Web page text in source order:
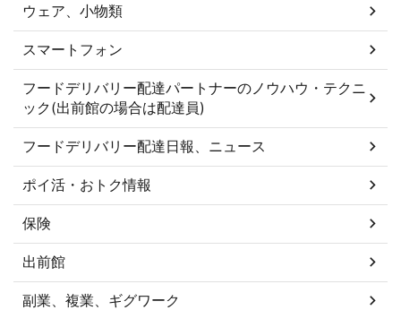
ウェア、小物類
スマートフォン
フードデリバリー配達パートナーのノウハウ・テクニ
ック(出前館の場合は配達員)
フードデリバリー配達日報、ニュース
ポイ活・おトク情報
保険
出前館
副業、複業、ギグワーク